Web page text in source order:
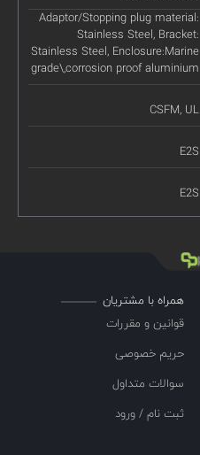
Adaptor/Stopping plug material:
Stainless Steel, Bracket:
Stainless Steel, Enclosure:Marine
grade\,corrosion proof aluminium
CSFM, UL
E2S
E2S
همراه با مشتریان
قوانین و مقررات
حریم خصوصی
سوالات متداول
ثبت نام / ورود